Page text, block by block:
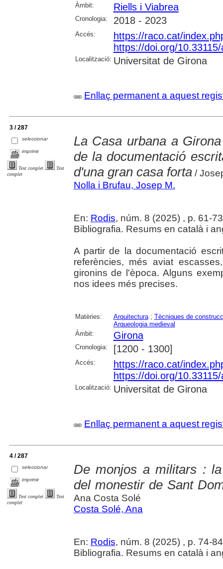
Àmbit: Riells i Viabrea
Cronologia: 2018 - 2023
Accés:
https://raco.cat/
https://doi.org/
Localització: Universitat de Girona
Enllaç permanent a aquest
3 / 287
seleccionar
imprimir
Text complet
Text
complet
La Casa urbana a
de la documentació
d'una gran casa forta/
Nolla i Brufau, Josep M.
En: Rodis, núm. 8 (2025) , p. 61-
Bibliografia. Resums en català i
A partir de la documentació
referències, més aviat
gironins de l'època. Alguns
nos idees més precises.
Matèries: Arquitectura; Tècniques de
Arqueologia medieval
Àmbit:
Girona
Cronologia: [1200 - 1300]
Accés:
https://raco.cat/
https://doi.org/
Localització: Universitat de Girona
Enllaç permanent a aquest
4 / 287
seleccionar
imprimir
Text complet
Text
complet
De monjos a militars :
del monestir de Sant
Ana Costa Solé
Costa Solé, Ana
En: Rodis, núm. 8 (2025) , p. 74-
Bibliografia. Resums en català i